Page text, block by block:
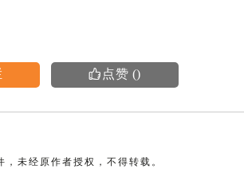
 点赞 ()
未经原作者授权，不得转载。